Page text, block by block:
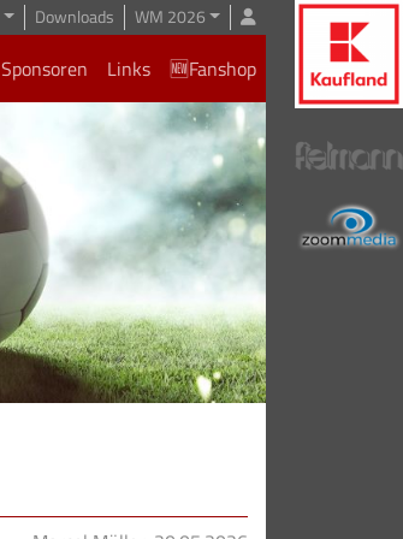
Downloads WM 2026
Sponsoren Links 🆕Fanshop